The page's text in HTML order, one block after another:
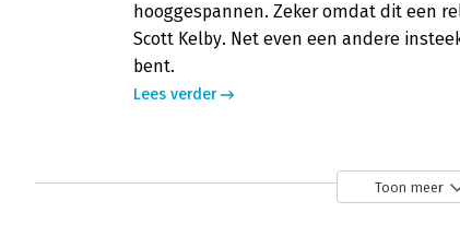
hooggespannen. Zeker omdat dit een
Scott Kelby. Net even een andere
bent.
Lees verder
Toon meer